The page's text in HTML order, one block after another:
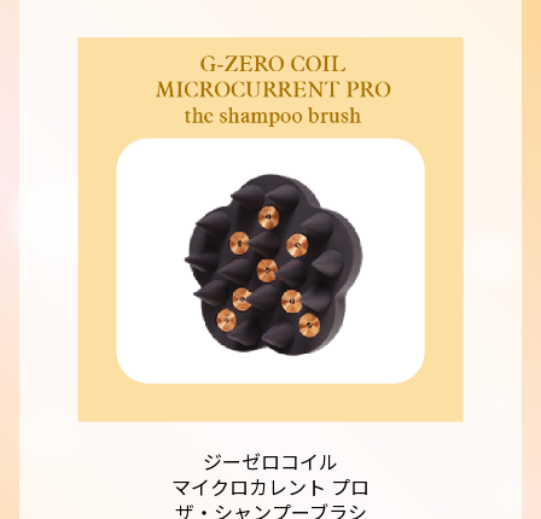
ジーゼロコイル
マイクロカレント プロ
ザ・シャンプーブラシ